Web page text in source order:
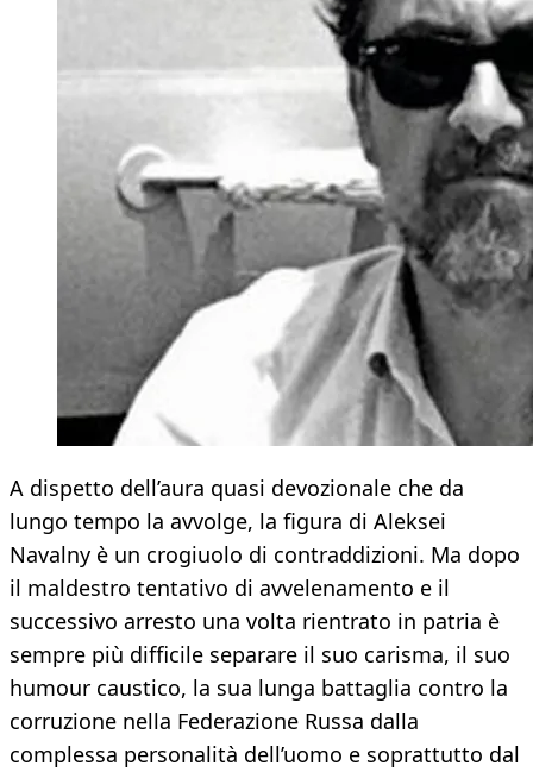
A dispetto dell’aura quasi devozionale che da
lungo tempo la avvolge, la figura di Aleksei
Navalny è un crogiuolo di contraddizioni. Ma dopo
il maldestro tentativo di avvelenamento e il
successivo arresto una volta rientrato in patria è
sempre più difficile separare il suo carisma, il suo
humour caustico, la sua lunga battaglia contro la
corruzione nella Federazione Russa dalla
complessa personalità dell’uomo e soprattutto dal